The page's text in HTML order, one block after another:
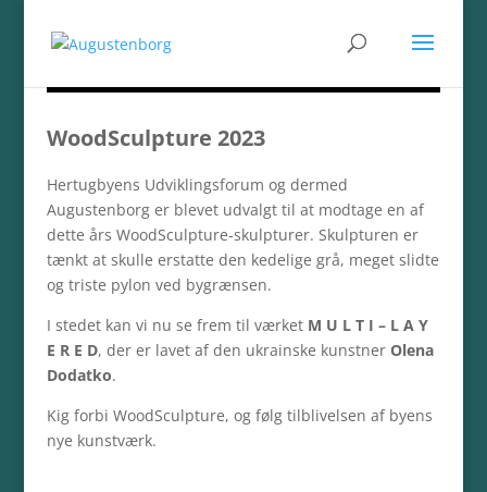
WoodSculpture 2023
Hertugbyens Udviklingsforum og dermed
Augustenborg er blevet udvalgt til at modtage en af
dette års WoodSculpture-skulpturer. Skulpturen er
tænkt at skulle erstatte den kedelige grå, meget slidte
og triste pylon ved bygrænsen.
I stedet kan vi nu se frem til værket M U L T I – L A Y
E R E D, der er lavet af den ukrainske kunstner Olena
Dodatko.
Kig forbi WoodSculpture, og følg tilblivelsen af byens
nye kunstværk.